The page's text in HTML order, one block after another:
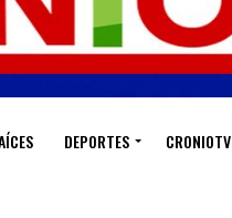
DEPORTES CRONIOTV